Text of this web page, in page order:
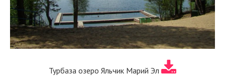
Турбаза озеро Яльчик Марий Эл